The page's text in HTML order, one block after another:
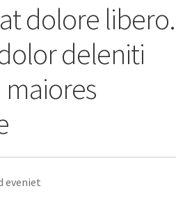
dolore libero.
deleniti
eveniet